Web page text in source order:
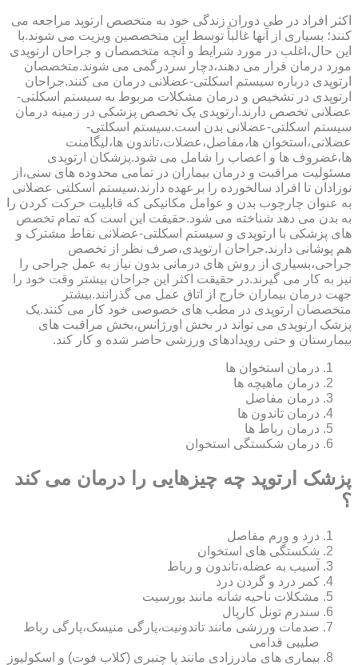
اکثر افراد در طی دوران زندگی خود به متخصص ارتوپد مراجعه می
کنند؛ بسیاری از آنها غالباً توسط این متخصصین ویزیت می شوند.با
این حال،اغلب در مورد شرایط و آنچه متخصصان و جراحان ارتوپدی
مورد درمان قرار می دهند،دچار سردرگمی می شوند.متخصصان
ارتوپدی درباره سیستم اسکلتی-عضلانی درمان می کنند.جراحان
ارتوپدی در تشخیص و درمان مشکلات مربوط به سیستم اسکلتی-
عضلانی تخصص دارند.ارتوپدی یک تخصص پزشکی در زمینه درمان
سیستم اسکلتی-عضلانی بدن است.سیستم اسکلتی-
عضلانی،استخوان ها،مفاصل،عضلات،تاندون ها،لیگامنت
ها،غضروف ها و اعصاب را شامل می شود.پزشکان ارتوپدی
مسئولیت مراقبت و درمان بیماران در تمامی محدوده های سنی،از
نوزادان تا افراد سالخورده را برعهده دارند.سیستم اسکلتی عضلانی
به عنوان چارچوب بدن و عوامل مکانیکی که قابلیت حرکت کردن را
به بدن می دهد شناخته می شود.حقیقت این است که تمام تخصص
های پزشکی با ارتوپدی و سیستم اسکلتی-عضلانی نقاط مشترک و
هم پوشانی دارند.جراحان ارتوپدی،صرف نظر از تخصص
جراحی،بسیاری از روش های درمانی بدون نیاز به عمل جراحی را
نیز به کار می گیرند.در حقیقت اکثر این جراحان بیشتر وقت خود را
جهت درمان بیماران خارج از اتاق عمل می گذرانند.بیشتر
متخصصان ارتوپدی در مطب های خصوصی خود کار می کنند.یک
پزشک ارتوپدی می تواند در بخش اورژانس،بخش مراقبت های
بیمارستان و حتی رویدادهای ورزشی حاضر شده و کار کند.
درمان استخوان ها
درمان ماهیچه ها
درمان مفاصل
درمان تاندون ها
درمان رباط ها
درمان شکستگی استخوان
پزشک ارتوپد چه چیزهایی را درمان می کند
؟
درد و ورم مفاصل
شکستگی های استخوان
آسیب به عضله،تاندون و رباط
کمر درد و گردن درد
مشکلات ناحیه شانه مانند بورسیت
سندرم تونل کارپال
صدمات ورزشی مانند تاندونیت،پارگی منیسک،پارگی رباط
صلیبی قدامی
بیماری های مادرزادی مانند پا چنبری (کلاب فوت) و اسکولیوز